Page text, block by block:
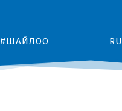
#ШАЙЛОО RU